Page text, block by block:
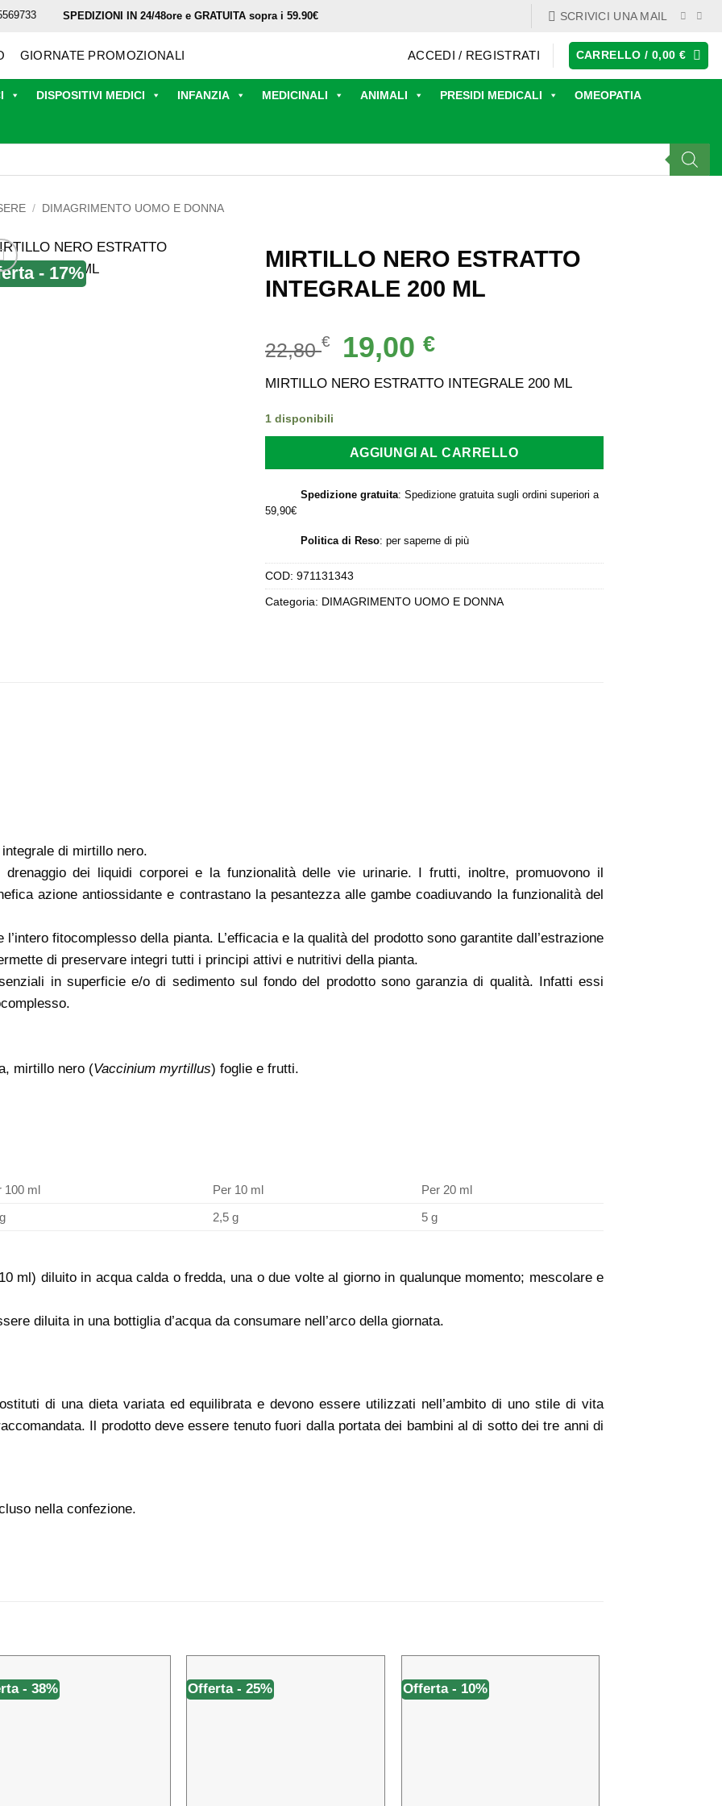
SPEDIZIONI IN 24/48ore e GRATUITA sopra i 59.90€ SCRIVICI UNA MAIL
GIORNATE PROMOZIONALI ACCEDI / REGISTRATI CARRELLO /0,00€
DISPOSITIVI MEDICI INFANZIA MEDICINALI ANIMALI PRESIDI MEDICALI OMEOPATIA
/ DIMAGRIMENTO UOMO E DONNA
- 17%
MIRTILLO NERO ESTRATTO
INTEGRALE 200 ML
22,80€
Il
prezzo
originale
19,00 €Il
attuale
MIRTILLO NERO ESTRATTO INTEGRALE 200 ML
1 disponibili
AGGIUNGI AL CARRELLO
Spedizione gratuita: Spedizione gratuita sugli ordini superiori a
59,90€
Politica di Reso: per saperne di più
COD: 971131343
Categoria: DIMAGRIMENTO UOMO E DONNA
di mirtillo nero.
dei liquidi corporei e la funzionalità delle vie urinarie. I frutti, inoltre, promuovono il
azione antiossidante e contrastano la pesantezza alle gambe coadiuvando la funzionalità del
fitocomplesso della pianta. L’efficacia e la qualità del prodotto sono garantite dall’estrazione
di preservare integri tutti i principi attivi e nutritivi della pianta.
in superficie e/o di sedimento sul fondo del prodotto sono garanzia di qualità. Infatti essi
mirtillo nero (Vaccinium myrtillus) foglie e frutti.
100 ml Per 10 ml
Per 20 ml
2,5 g 5 g
ml) diluito in acqua calda o fredda, una o due volte al giorno in qualunque momento; mescolare e
diluita in una bottiglia d’acqua da consumare nell’arco della giornata.
di una dieta variata ed equilibrata e devono essere utilizzati nell’ambito di uno stile di vita
Il prodotto deve essere tenuto fuori dalla portata dei bambini al di sotto dei tre anni di
nella confezione.
- 38% Offerta - 25% Offerta - 10%